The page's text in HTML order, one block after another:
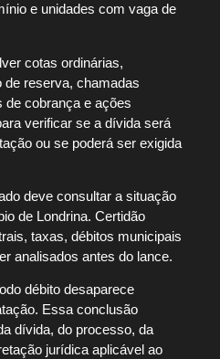
e unidades com vaga de
cotas ordinárias,
de reserva, chamadas
de cobrança e ações
verificar se a dívida será
ou se poderá ser exigida
deve consultar a situação
de Londrina. Certidão
taxas, débitos municipais
analisados antes do lance.
débito desaparece
Essa conclusão
dívida, do processo, da
jurídica aplicável ao